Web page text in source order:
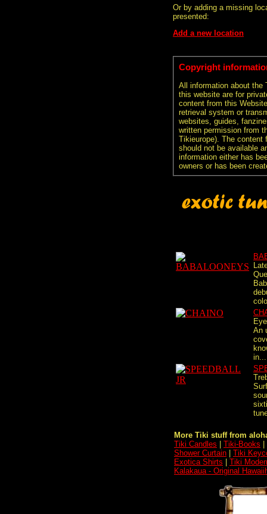
Or by adding a missing
presented:
Add a new location
Copyright
All information about the
this website are for
content from this
retrieval system or
websites, guides,
written permission from
Tikieurope). The content
should not be available
information either has
owners or has been
An
in...
More Tiki stuff from
Tiki Candles
Tiki-Books
Shower Curtain
Tiki
Exotica Shirts
Tiki
Kalakaua - Original